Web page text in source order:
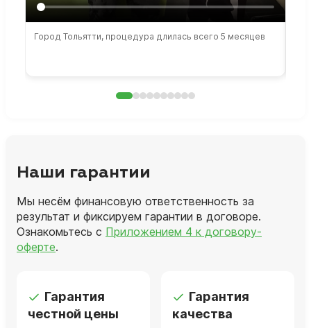
Город Тольятти, процедура длилась всего 5 месяцев
Наши гарантии
Мы несём финансовую ответственность за
результат и фиксируем гарантии в договоре.
Ознакомьтесь с Приложением 4 к договору-
оферте.
Гарантия
честной цены
Гарантия
качества